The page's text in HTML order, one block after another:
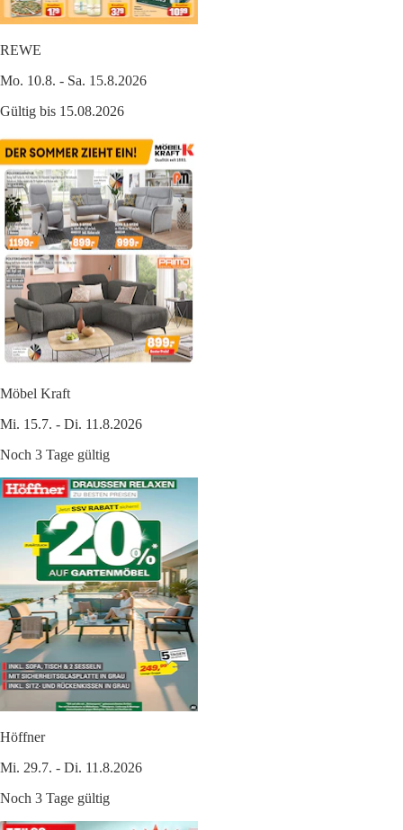
REWE
Mo. 10.8. - Sa. 15.8.2026
Gültig bis 15.08.2026
Möbel Kraft
Mi. 15.7. - Di. 11.8.2026
Noch 3 Tage gültig
Höffner
Mi. 29.7. - Di. 11.8.2026
Noch 3 Tage gültig